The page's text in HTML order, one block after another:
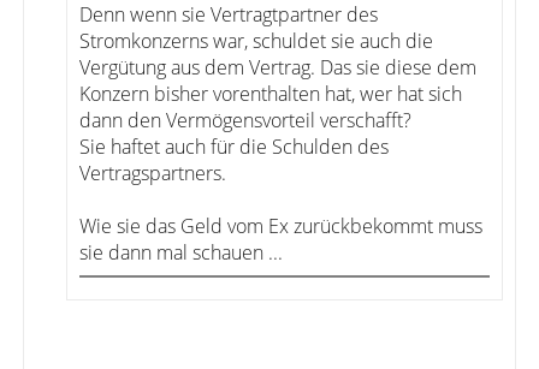
Denn wenn sie Vertragtpartner des
Stromkonzerns war, schuldet sie auch die
Vergütung aus dem Vertrag. Das sie diese dem
Konzern bisher vorenthalten hat, wer hat sich
dann den Vermögensvorteil verschafft?
Sie haftet auch für die Schulden des
Vertragspartners.
Wie sie das Geld vom Ex zurückbekommt muss
sie dann mal schauen ...